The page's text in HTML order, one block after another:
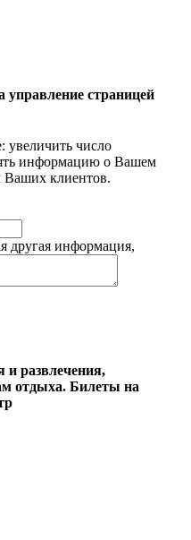
управление страницей
число
информацию о Вашем
Ваших клиентов.
другая информация,
развлечения,
отдыха. Билеты на